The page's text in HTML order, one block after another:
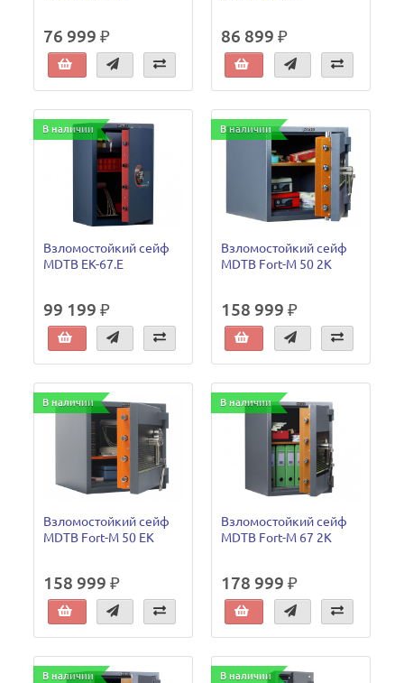
76 999 ₽ 86 899 ₽
В наличии
Взломостойкий сейф
MDTB EK-67.E
99 199 ₽
В наличии
Взломостойкий сейф
MDTB Fort-M 50 2K
158 999 ₽
В наличии
Взломостойкий сейф
MDTB Fort-M 50 EK
158 999 ₽
В наличии
Взломостойкий сейф
MDTB Fort-M 67 2K
178 999 ₽
В наличии В наличии